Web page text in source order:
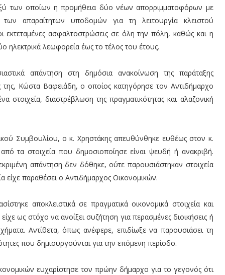
των οποίων η προμήθεια δύο νέων απορριμματοφόρων με
απαραίτητων υποδομών για τη λειτουργία κλειστού
ασφαλτοστρώσεις σε όλη την πόλη, καθώς και η
ηλεκτρικά λεωφορεία έως το τέλος του έτους.
απάντηση στη δημόσια ανακοίνωση της παράταξης
της, Κώστα Βαφειάδη, ο οποίος κατηγόρησε τον Αντιδήμαρχο
στοιχεία, διαστρέβλωση της πραγματικότητας και αλαζονική
Συμβουλίου, ο κ. Χρηστάκης απευθύνθηκε ευθέως στον κ.
τα στοιχεία που δημοσιοποίησε είναι ψευδή ή ανακριβή.
απάντηση δεν δόθηκε, ούτε παρουσιάστηκαν στοιχεία
παραθέσει ο Αντιδήμαρχος Οικονομικών.
αποκλειστικά σε πραγματικά οικονομικά στοιχεία και
ως στόχο να ανοίξει συζήτηση για περασμένες διοικήσεις ή
Αντίθετα, όπως ανέφερε, επιδίωξε να παρουσιάσει τη
που δημιουργούνται για την επόμενη περίοδο.
ευχαρίστησε τον πρώην δήμαρχο για το γεγονός ότι